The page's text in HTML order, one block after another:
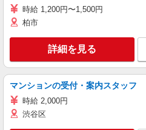
時給 1,200円〜1,500円
柏市
詳細を見る
マンションの受付・案内スタッフ
時給 2,000円
渋谷区